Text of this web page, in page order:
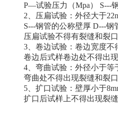
P—试验压力（Mpa） S---
2、压扁试验：外径大于
S---钢管的公称壁厚 D---
压扁试验不得有裂缝和裂口
3、卷边试验：卷边宽度不
卷边后式样卷边处不得出
4、弯曲试验：外径小于等
弯曲处不得出现裂缝和裂口
5、扩口试验：壁厚小于
扩口后试样上不得出现裂缝